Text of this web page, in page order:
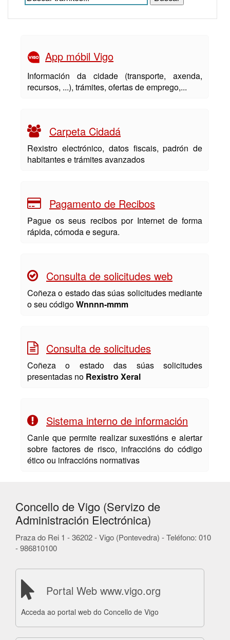
App móbil Vigo
Información da cidade (transporte, axenda,
recursos, ...), trámites, ofertas de emprego,...
Carpeta Cidadá
Rexistro electrónico, datos fiscais, padrón de
habitantes e trámites avanzados
Pagamento de Recibos
Pague os seus recibos por Internet de forma
rápida, cómoda e segura.
Consulta de solicitudes web
Coñeza o estado das súas solicitudes mediante
o seu códigoWnnnn-mmm
Consulta de solicitudes
Coñeza o estado das súas solicitudes
presentadas no Rexistro Xeral
Sistema interno de información
Canle que permite realizar suxestións e alertar
sobre factores de risco, infraccións do código
ético ou infraccións normativas
Concello de Vigo (Servizo de
Administración Electrónica)
Praza do Rei 1 - 36202 - Vigo (Pontevedra) - Teléfono: 010
- 986810100
Portal Web www.vigo.org
Acceda ao portal web do Concello de Vigo